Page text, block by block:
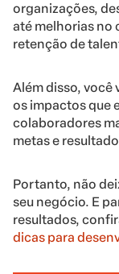
organizações,
até melhorias no
retenção de
Além disso, você
os impactos que
colaboradores
metas e
Portanto, não
seu negócio. E
resultados,
dicas para